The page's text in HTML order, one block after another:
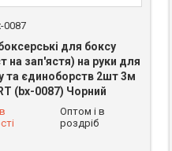
0087
для боксу
на зап'ястя) на руки для
та єдиноборств 2шт 3м
(bx-0087) Чорний
Оптом і в
роздріб
625-49-82